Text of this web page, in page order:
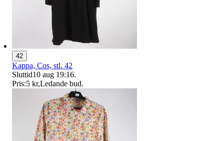
42
Kappa, Cos, stl. 42
Sluttid10 aug 19:16.
Pris:5 kr,Ledande bud.